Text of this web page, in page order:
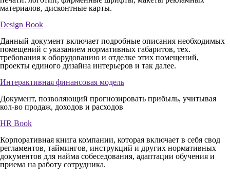
материалов, дисконтные карты.
Design Book
Данный документ включает подробные описания необходимых
помещений с указанием нормативных габаритов, тех.
требования к оборудованию и отделке этих помещений,
проекты единого дизайна интерьеров и так далее.
Интерактивная финансовая модель
Документ, позволяющий прогнозировать прибыль, учитывая
кол-во продаж, доходов и расходов
HR Book
Корпоративная книга компании, которая включает в себя свод
регламентов, таймингов, инструкций и других нормативных
документов для найма собеседования, адаптации обучения и
приема на работу сотрудника.